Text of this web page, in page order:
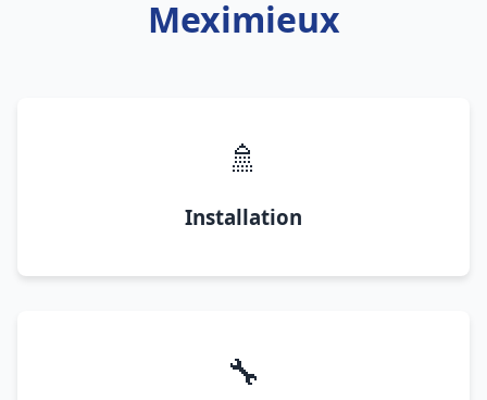
Meximieux
🚿
Installation
🔧